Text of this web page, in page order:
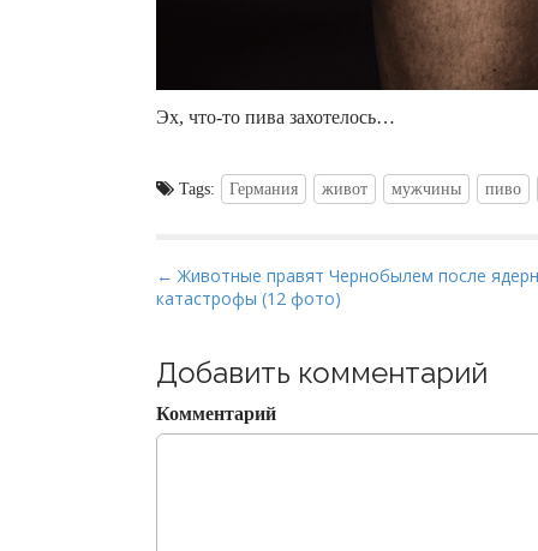
Эх, что-то пива захотелось…
Tags: Германия живот мужчины пиво
P
o
t
n
a
← Животные правят Чернобылем после
катастрофы (12 фото)
Добавить комментарий
Комментарий